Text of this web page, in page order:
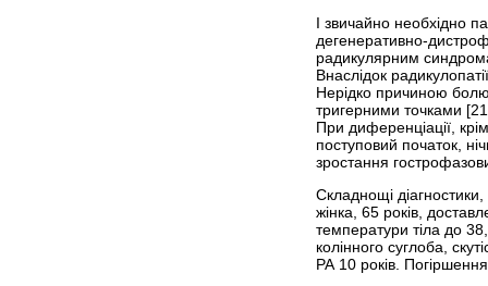
І звичайно необхідно
дегенеративно-
радикулярним
Внаслідок
Нерідко причиною
тригерними точками
При диференціації,
поступовий початок,
зростання
Складнощі
жінка, 65 років,
температури тіла до
колінного суглоба,
РА 10 років.